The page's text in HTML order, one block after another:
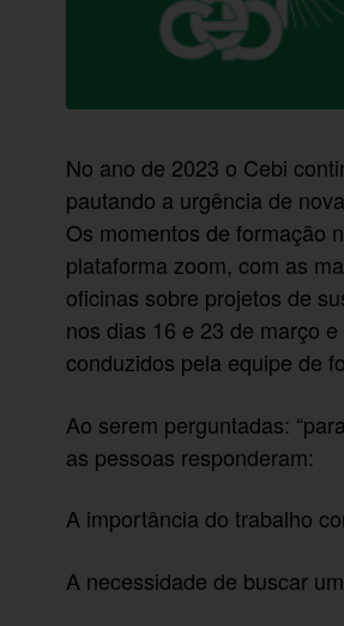
No ano de 2023 o Cebi
pautando a urgência de
Os momentos de formação
plataforma zoom, com as
oficinas sobre projetos de
nos dias 16 e 23 de março
conduzidos pela equipe de
Ao serem perguntadas:
as pessoas responderam:
A importância do trabalho
A necessidade de buscar